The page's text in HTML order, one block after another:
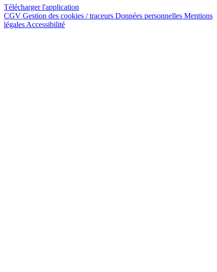
Télécharger l'application
CGV Gestion des cookies / traceurs Données personnelles Mentions
légales Accessibilité